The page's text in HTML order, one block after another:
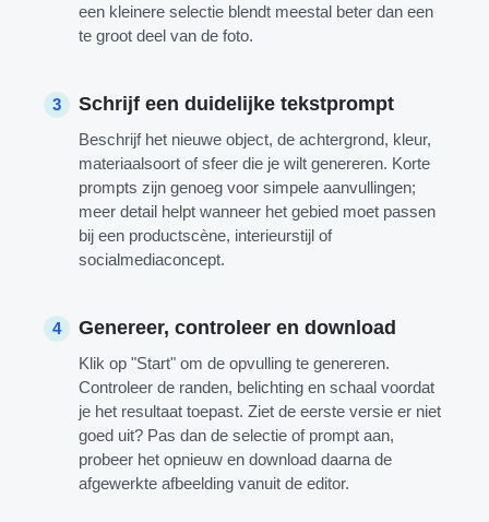
een kleinere selectie blendt meestal beter dan een
te groot deel van de foto.
3 Schrijf een duidelijke tekstprompt
Beschrijf het nieuwe object, de achtergrond, kleur,
materiaalsoort of sfeer die je wilt genereren. Korte
prompts zijn genoeg voor simpele aanvullingen;
meer detail helpt wanneer het gebied moet passen
bij een productscène, interieurstijl of
socialmediaconcept.
4 Genereer, controleer en download
Klik op "Start" om de opvulling te genereren.
Controleer de randen, belichting en schaal voordat
je het resultaat toepast. Ziet de eerste versie er niet
goed uit? Pas dan de selectie of prompt aan,
probeer het opnieuw en download daarna de
afgewerkte afbeelding vanuit de editor.